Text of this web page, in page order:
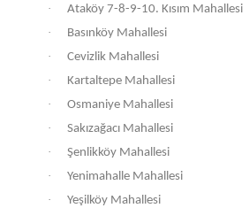
·
Ataköy 7-8-9-10. Kısım Mahallesi
·
Basınköy Mahallesi
·
Cevizlik Mahallesi
·
Kartaltepe Mahallesi
·
Osmaniye Mahallesi
·
Sakızağacı Mahallesi
·
Şenlikköy Mahallesi
·
Yenimahalle Mahallesi
·
Yeşilköy Mahallesi